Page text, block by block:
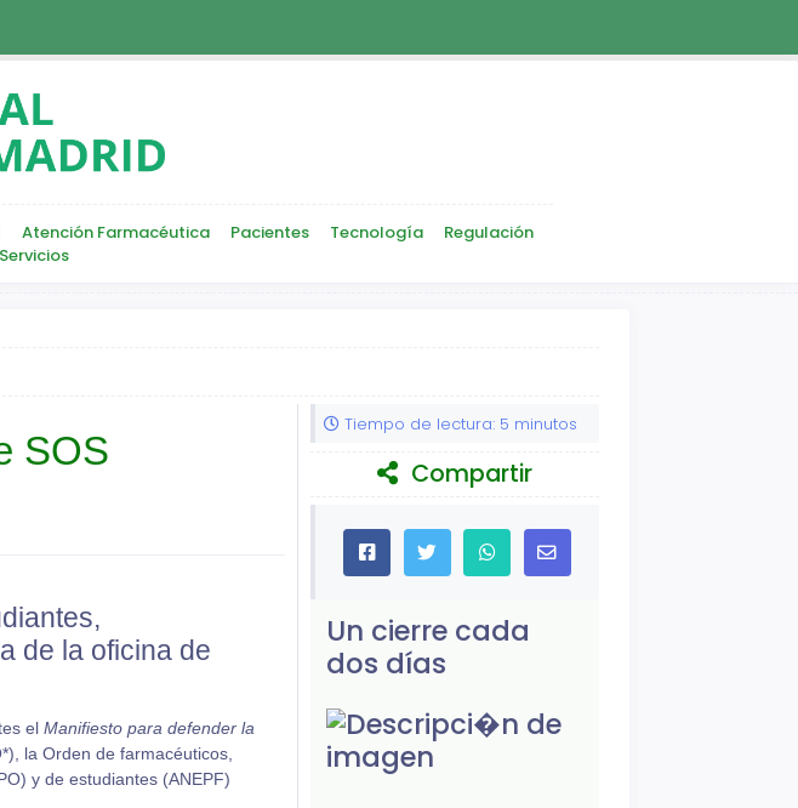
Atención Farmacéutica Pacientes Tecnología
Regulación
Servicios
SOS
de la oficina de
el Manifiesto para defender la
la Orden de farmacéuticos,
y de estudiantes (ANEPF)
Tiempo de lectura: 5 minutos
Compartir
Un cierre cada
dos días